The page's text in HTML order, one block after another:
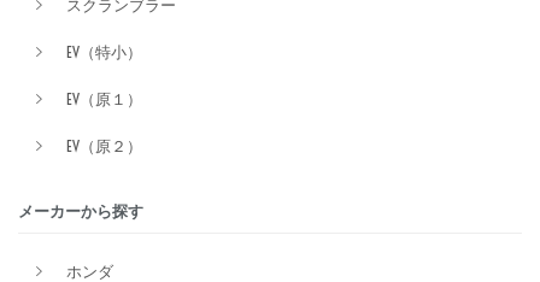
スクランブラー
EV（特小）
EV（原１）
EV（原２）
メーカーから探す
ホンダ